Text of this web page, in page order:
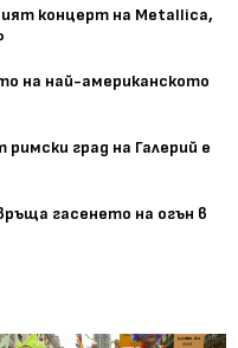
концерт на Metallica,
на най-американското
град на Галерий е
гасенето на огън в